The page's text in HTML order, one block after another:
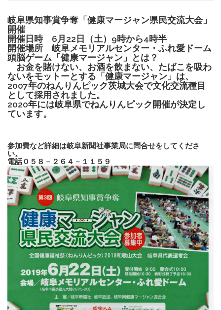
岐阜県知事賞争奪「健康マージャン県民交流大会」
開催
開催日時 6月22日（土）9時から4時半
開催場所 岐阜メモリアルセンター・ふれ愛ドーム
頭脳ゲーム「健康マージャン」とは？
お金を賭けない、お酒を飲まない、たばこを吸わ
ないをモットーとする「健康マージャン」は、
2007年のねんりんピック茨城大会で文化交流種目
として採用されました。
2020年には岐阜県でねんりんピック開催が決定し
ています。
参加費など詳細は岐阜新聞社事業局に問合せをしてくださ
い。
電話０５８－２６４－１１５９